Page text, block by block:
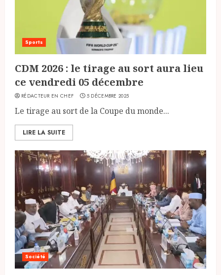
Sports
CDM 2026 : le tirage au sort aura lieu
ce vendredi 05 décembre
RÉDACTEUR EN CHEF 5 DÉCEMBRE 2025
Le tirage au sort de la Coupe du monde...
LIRE LA SUITE
Société